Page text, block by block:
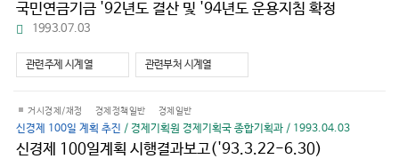
국민연금기금 '92년도 결산 및 '94년도 운용지침 확정
파
다
운
로
1993.07.03
관련주제 시계열 관련부처 시계열
거시경제/재정 경제정책일반 경제일반
신경제 100일 계획 추진 / 경제기획원 경제기획국 종합기획과 / 1993.04.03
신경제 100일계획 시행결과보고('93.3.22-6.30)